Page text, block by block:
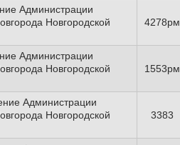
Администрации
Новгородской
4278рм
Администрации
Новгородской
1553рм
Администрации
Новгородской
3383